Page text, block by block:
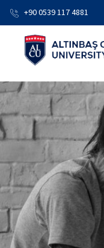
+90 0539 117 4881